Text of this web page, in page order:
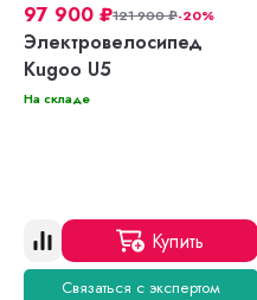
97 900 ₽121 900₽-20%
Электровелосипед
Kugoo U5
На складе
Купить
Связаться с экспертом